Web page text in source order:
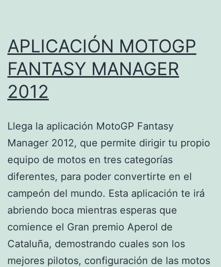
APLICACIÓN MOTOGP
FANTASY MANAGER
2012
Llega la aplicación MotoGP Fantasy
Manager 2012, que permite dirigir tu propio
equipo de motos en tres categorías
diferentes, para poder convertirte en el
campeón del mundo. Esta aplicación te irá
abriendo boca mientras esperas que
comience el Gran premio Aperol de
Cataluña, demostrando cuales son los
mejores pilotos, configuración de las motos